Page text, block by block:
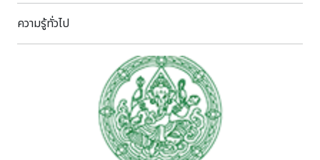
วุฒิ นักภาษาโบราณ เนื้อหามีดังนี้ . เมื่อเดือนเมษายนที่ผ่านมา
คู่รักนักแสดงชื่อดัง ณเดชน์ คูกิมิยะ และ ญาญ่า-อุรัสยา เสปอร์
บันด์ ได้ควงคู่เข้าพิธีแต่งงานตามประเพณีอีสาน ณ จังหวัด
ขอนแก่น ซึ่งเป็นบ้านเกิดของฝ่ายชาย ท่ามกลางบรรยากาศอัน
แสนอบอุ่น โดยมีครอบครัว ญาติผู้ใหญ่ ตลอดจนเพื่อนสนิท ทั้ง
ในและนอกวงการบันเทิงมาร่วมแสดงความยินดีกันอย่างคับคั่ง
รวมถึงแฟนคลับทั่วประเทศที่ร่วมส่งใจมาอวยพรให้แก่ทั้งคู่ ซึ่ง
งานครั้งนี้นับเป็นการช่วยสืบสานและเผยแพร่ซอฟต์พาวเวอร์
(Soft Power) ทางวัฒนธรรมอีสาน ให้คนรุ่นใหม่ได้สัมผัสถึง
ความรู้ทั่วไป